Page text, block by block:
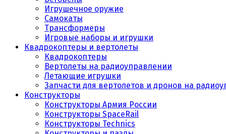
Игрушечное оружие
Самокаты
Трансформеры
Игровые наборы и игрушки
Квадрокоптеры и вертолеты
Квадрокоптеры
Вертолеты на радиоуправлении
Летающие игрушки
Запчасти для вертолетов и дронов на
Конструкторы
Конструкторы Армия России
Конструкторы SpaceRail
Конструкторы Technics